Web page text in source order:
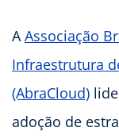
A Associação
Infraestrutura
(AbraCloud)
adoção de